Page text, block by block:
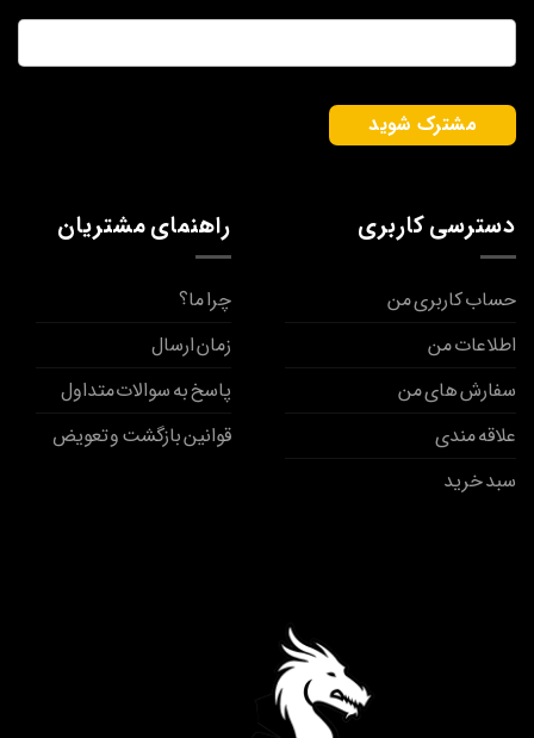
دسترسی کاربری
حساب کاربری من
اطلاعات من
سفارش های من
علاقه مندی
سبد خرید
ایمیل*
راهنمای مشتریان
چرا ما؟
زمان ارسال
پاسخ به سوالات متداول
قوانین بازگشت و تعویض